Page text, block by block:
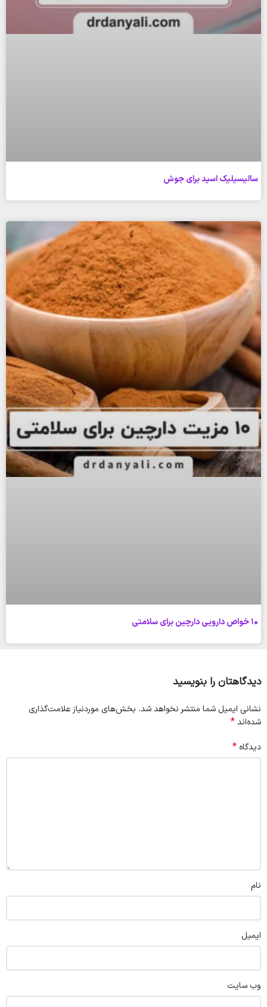
سالیسیلیک اسید برای جوش
10 خواص دارویی دارچین برای سلامتی
دیدگاهتان را بنویسید
نشانی ایمیل شما منتشر نخواهد شد. بخش‌های موردنیاز علامت‌گذاری
شده‌اند*
دیدگاه *
نام
ایمیل
وب‌ سایت